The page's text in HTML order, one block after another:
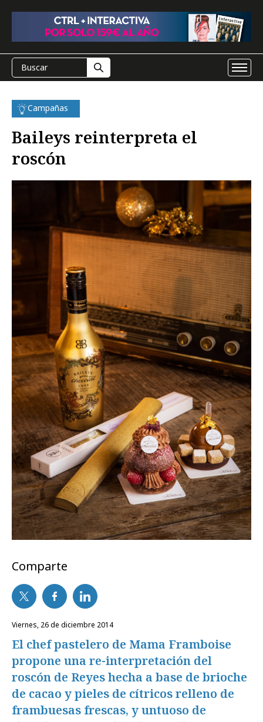
Campañas
Baileys reinterpreta el
roscón
Comparte
viernes, 26 de diciembre 2014
El chef pastelero de Mama Framboise
propone una re-interpretación del
roscón de Reyes hecha a base de brioche
de cacao y pieles de cítricos relleno de
frambuesas frescas, y untuoso de